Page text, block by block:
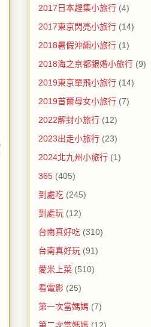
2017日本趕集小旅行 (4)
2017東京閃亮小旅行 (14)
2018暑假沖繩小旅行 (1)
2018海之京都銀婚小旅行 (9)
2019東京單飛小旅行 (14)
2019首爾母女小旅行 (7)
2022解封小旅行 (12)
2023出走小旅行 (23)
2024北九州小旅行 (1)
365 (405)
到處吃 (245)
到處玩 (12)
台南真好吃 (310)
台南真好玩 (91)
愛米上菜 (510)
看電影 (25)
第一次當媽媽 (7)